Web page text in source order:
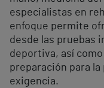
especialistas en
enfoque permite
desde las pruebas
deportiva, así
preparación para
exigencia.